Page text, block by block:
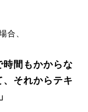
合、
時間もかからな
それからテキ